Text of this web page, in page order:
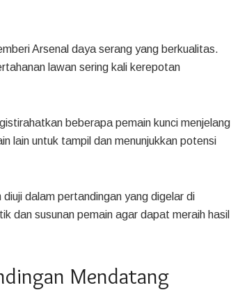
Arsenal daya serang yang berkualitas.
lawan sering kali kerepotan
beberapa pemain kunci menjelang
lain untuk tampil dan menunjukkan potensi
dalam pertandingan yang digelar di
dan susunan pemain agar dapat meraih hasil
Mendatang